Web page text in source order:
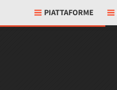
PIATTAFORME